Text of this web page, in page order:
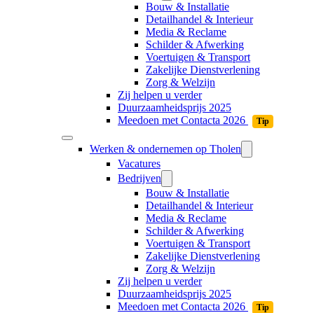
Bouw & Installatie
Detailhandel & Interieur
Media & Reclame
Schilder & Afwerking
Voertuigen & Transport
Zakelijke Dienstverlening
Zorg & Welzijn
Zij helpen u verder
Duurzaamheidsprijs 2025
Meedoen met Contacta 2026
Tip
Werken & ondernemen op Tholen
Vacatures
Bedrijven
Bouw & Installatie
Detailhandel & Interieur
Media & Reclame
Schilder & Afwerking
Voertuigen & Transport
Zakelijke Dienstverlening
Zorg & Welzijn
Zij helpen u verder
Duurzaamheidsprijs 2025
Meedoen met Contacta 2026
Tip